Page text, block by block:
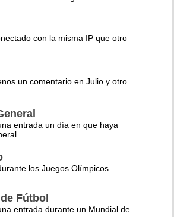
con la misma IP que otro
un comentario en Julio y otro
entrada un día en que haya
los Juegos Olímpicos
Fútbol
entrada durante un Mundial de